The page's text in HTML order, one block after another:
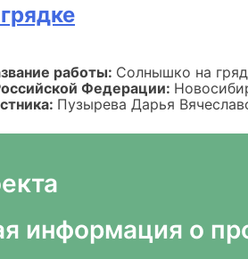
работы: Солнышко на
Федерации:
Пузырева Дарья
информация о